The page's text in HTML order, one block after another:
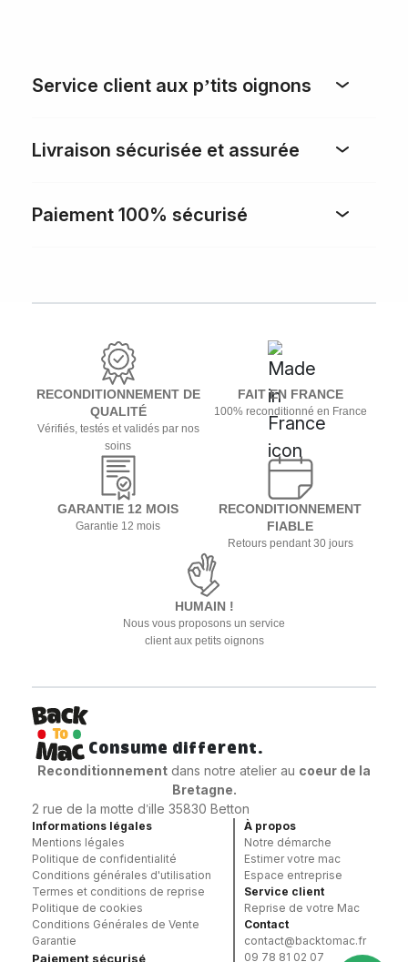
Service client aux p’tits oignons
Livraison sécurisée et assurée
Paiement 100% sécurisé
RECONDITIONNEMENT DE
QUALITÉ
Vérifiés, testés et validés par nos
soins
FAIT EN FRANCE
100% reconditionné en France
GARANTIE 12 MOIS
Garantie 12 mois
RECONDITIONNEMENT
FIABLE
Retours pendant 30 jours
HUMAIN !
Nous vous proposons un service
client aux petits oignons
Consume different.
Reconditionnement dans notre atelier au coeur de la
Bretagne.
2 rue de la motte d’ille 35830 Betton
Informations légales
Mentions légales
Politique de confidentialité
Conditions générales d'utilisation
Termes et conditions de reprise
Politique de cookies
Conditions Générales de Vente
Garantie
Paiement sécurisé
À propos
Notre démarche
Estimer votre mac
Espace entreprise
Service client
Reprise de votre Mac
Contact
contact@backtomac.fr
09 78 81 02 07